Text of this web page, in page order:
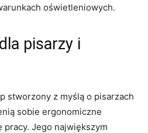
oświetleniowych.
pisarzy⁣ i
stworzony z‍ myślą o pisarzach
sobie ergonomiczne
pracy. Jego największym